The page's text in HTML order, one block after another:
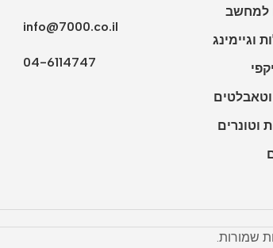
למחשב
וגיימינג
וטונרים
info@7000.co.il
04-6114747